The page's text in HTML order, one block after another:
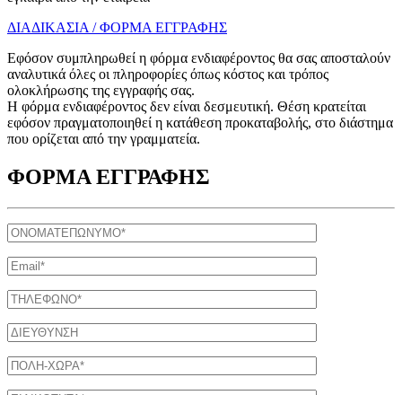
ΔΙΑΔΙΚΑΣΙΑ / ΦΟΡΜΑ ΕΓΓΡΑΦΗΣ
Εφόσον συμπληρωθεί η φόρμα ενδιαφέροντος θα σας αποσταλούν
αναλυτικά όλες οι πληροφορίες όπως κόστος και τρόπος
ολοκλήρωσης της εγγραφής σας.
Η φόρμα ενδιαφέροντος δεν είναι δεσμευτική. Θέση κρατείται
εφόσον πραγματοποιηθεί η κατάθεση προκαταβολής, στο διάστημα
που ορίζεται από την γραμματεία.
ΦΟΡΜΑ ΕΓΓΡΑΦΗΣ